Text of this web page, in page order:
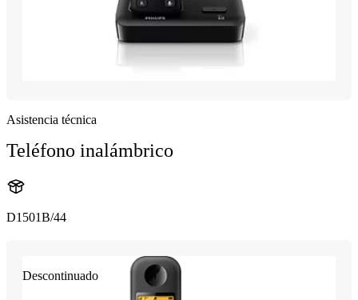
Asistencia técnica
Teléfono inalámbrico
D1501B/44
Descontinuado